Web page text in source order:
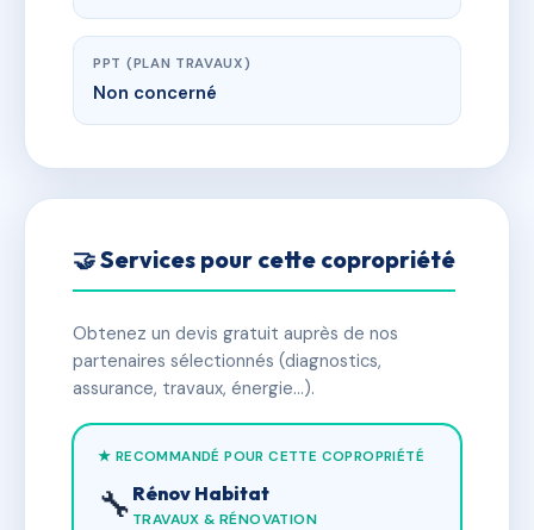
PPT (PLAN TRAVAUX)
Non concerné
🤝 Services pour cette copropriété
Obtenez un devis gratuit auprès de nos
partenaires sélectionnés (diagnostics,
assurance, travaux, énergie…).
★ RECOMMANDÉ POUR CETTE COPROPRIÉTÉ
🔧 Rénov Habitat
TRAVAUX & RÉNOVATION